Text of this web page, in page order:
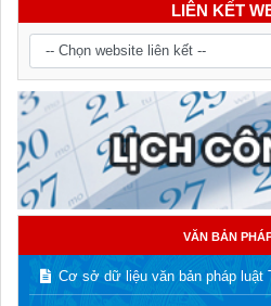
LIÊN KẾT
VĂN BẢN
Cơ sở dữ liệu văn bản pháp luật